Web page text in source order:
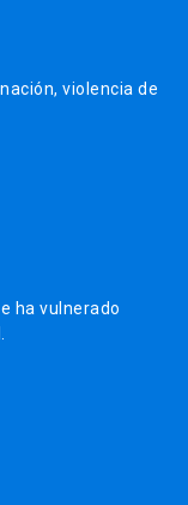
violencia de
ha vulnerado